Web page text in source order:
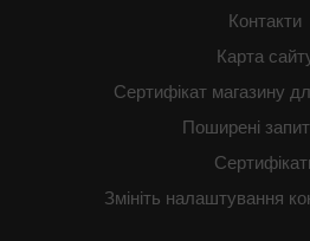
Контакти
Карта
Сертифікат магазину
Поширені
Змініть налаштування